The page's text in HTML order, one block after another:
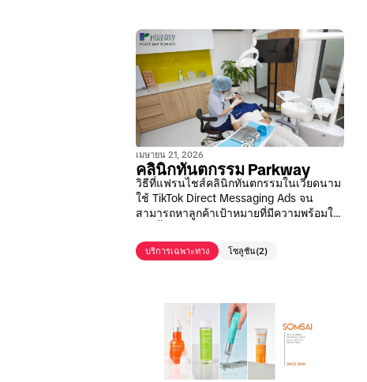
เมษายน 21, 2026
คลินิกทันตกรรม Parkway
วิธีที่แฟรนไชส์คลินิกทันตกรรมในเวียดนาม
ใช้ TikTok Direct Messaging Ads จน
สามารถหาลูกค้าเป้าหมายที่มีความพร้อมใน
บริการเฉพาะทาง โซลูชัน(2)